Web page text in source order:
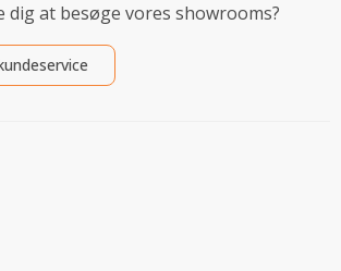
at besøge vores showrooms?